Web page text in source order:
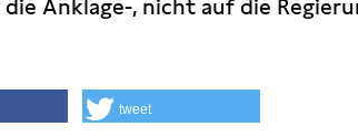
Anklage-, nicht auf die
tweet